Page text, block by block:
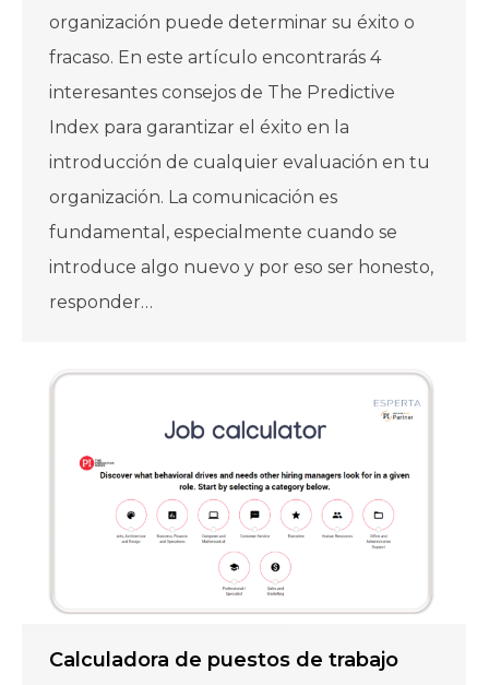
organización puede determinar su éxito o
fracaso. En este artículo encontrarás 4
interesantes consejos de The Predictive
Index para garantizar el éxito en la
introducción de cualquier evaluación en tu
organización. La comunicación es
fundamental, especialmente cuando se
introduce algo nuevo y por eso ser honesto,
responder…
Calculadora de puestos de trabajo